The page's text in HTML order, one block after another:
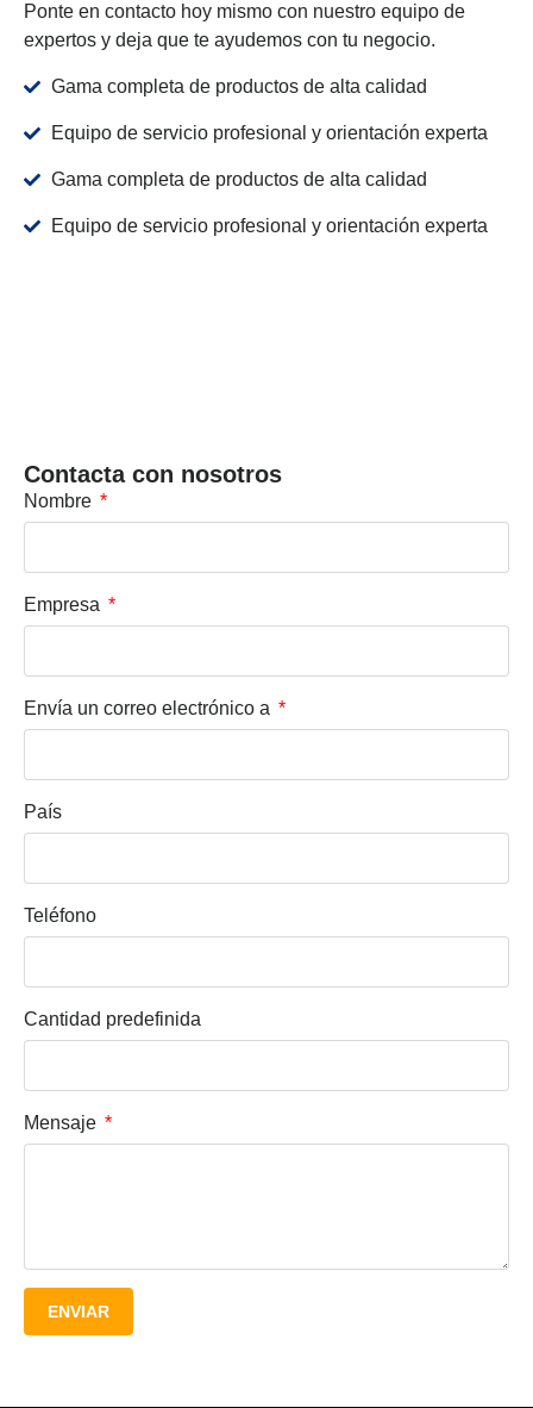
Ponte en contacto hoy mismo con nuestro equipo de
expertos y deja que te ayudemos con tu negocio.
Gama completa de productos de alta calidad
Equipo de servicio profesional y orientación experta
Gama completa de productos de alta calidad
Equipo de servicio profesional y orientación experta
Contacta con nosotros
Nombre
Empresa
Envía un correo electrónico a
País
Teléfono
Cantidad predefinida
Mensaje
ENVIAR